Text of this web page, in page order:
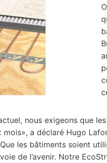
nous exigeons que
a déclaré Hugo
les bâtiments soient
de l’avenir. Notre